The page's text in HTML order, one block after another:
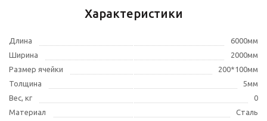
Характеристики
Длина
6000мм
Ширина
2000мм
Размер ячейки
200*100мм
Толщина
5мм
Вес, кг
0
Материал
Сталь